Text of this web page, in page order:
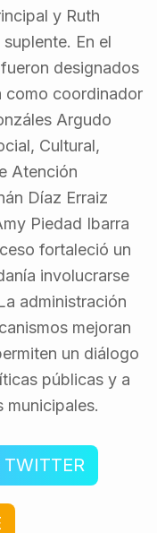
y Ruth
En el
designados
como coordinador
Argudo
Cultural,
Atención
Díaz Erraiz
Piedad Ibarra
fortaleció un
involucrarse
administración
mejoran
un diálogo
públicas y a
municipales.
TWITTER